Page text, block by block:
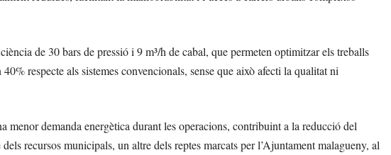
de 30 bars de pressió i 9 m³/h de cabal, que permeten optimitzar els treballs
respecte als sistemes convencionals, sense que això afecti la qualitat ni
menor demanda energètica durant les operacions, contribuint a la reducció del
recursos municipals, un altre dels reptes marcats per l’Ajuntament malagueny, al